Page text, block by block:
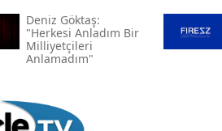
Deniz Göktaş:
"herkesi Anladım Bir
Milliyetçileri
Anlamadım"